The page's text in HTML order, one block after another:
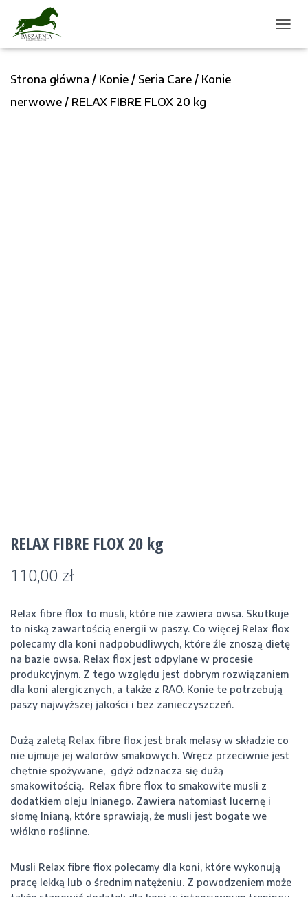
R
Strona główna / Konie / Seria Care / Konie
nerwowe / RELAX FIBRE FLOX 20 kg
RELAX FIBRE FLOX 20 kg
110,00 zł
Relax fibre flox to musli, które nie zawiera owsa. Skutkuje
to niską zawartością energii w paszy. Co więcej Relax flox
polecamy dla koni nadpobudliwych, które źle znoszą dietę
na bazie owsa. Relax flox jest odpylane w procesie
produkcyjnym. Z tego względu jest dobrym rozwiązaniem
dla koni alergicznych, a także z RAO. Konie te potrzebują
paszy najwyższej jakości i bez zanieczyszczeń.
Dużą zaletą Relax fibre flox jest brak melasy w składzie co
nie ujmuje jej walorów smakowych. Wręcz przeciwnie jest
chętnie spożywane, gdyż odznacza się dużą
smakowitością. Relax fibre flox to smakowite musli z
dodatkiem oleju lnianego. Zawiera natomiast lucernę i
słomę lnianą, które sprawiają, że musli jest bogate we
włókno roślinne.
Musli Relax fibre flox polecamy dla koni, które wykonują
pracę lekką lub o średnim natężeniu. Z powodzeniem może